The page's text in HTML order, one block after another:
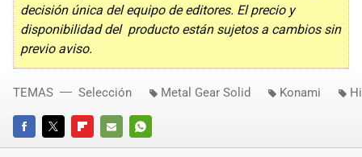
decisión única del equipo de editores. El precio y
disponibilidad del producto están sujetos a cambios sin
previo aviso.
FACEBOOKTWITTERFLIPBOARD
E-
WHATSAPP
TEMAS Selección Metal Gear Solid Konami